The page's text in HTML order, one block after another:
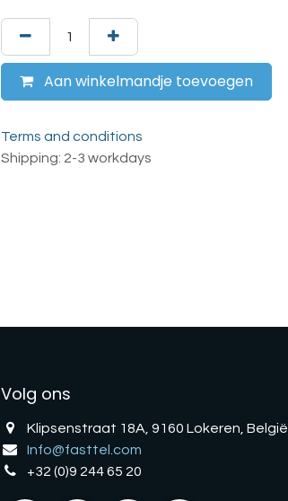
Aan winkelmandje toevoegen
Terms and conditions
Shipping: 2-3 workdays
Volg ons
Klipsenstraat 18A, 9160 Lokeren, België
Info@fasttel.com
+32 (0)9 244 65 20